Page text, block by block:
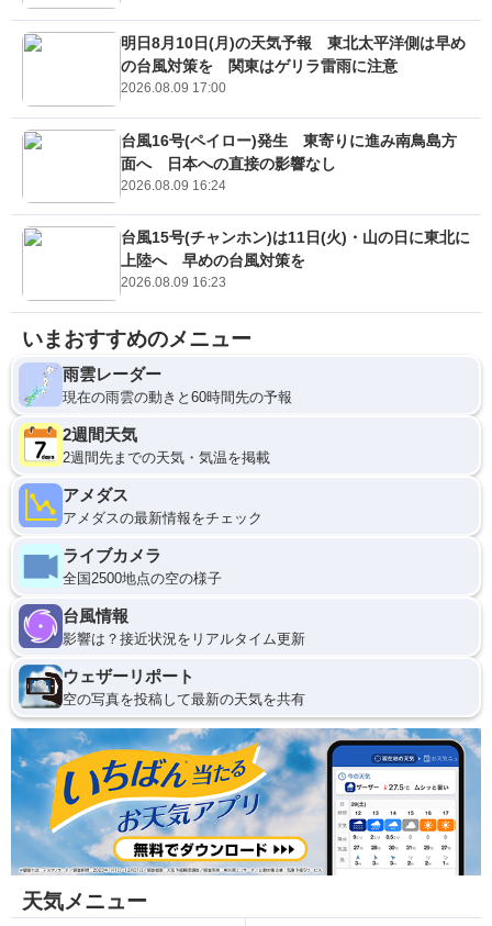
明日8月10日(月)の天気予報 東北太平洋側は早め
の台風対策を 関東はゲリラ雷雨に注意
2026.08.09 17:00
台風16号(ペイロー)発生 東寄りに進み南鳥島方
面へ 日本への直接の影響なし
2026.08.09 16:24
台風15号(チャンホン)は11日(火)・山の日に東北に
上陸へ 早めの台風対策を
2026.08.09 16:23
いまおすすめのメニュー
雨雲レーダー
現在の雨雲の動きと60時間先の予報
2週間天気
2週間先までの天気・気温を掲載
アメダス
アメダスの最新情報をチェック
ライブカメラ
全国2500地点の空の様子
台風情報
影響は？接近状況をリアルタイム更新
ウェザーリポート
空の写真を投稿して最新の天気を共有
天気メニュー